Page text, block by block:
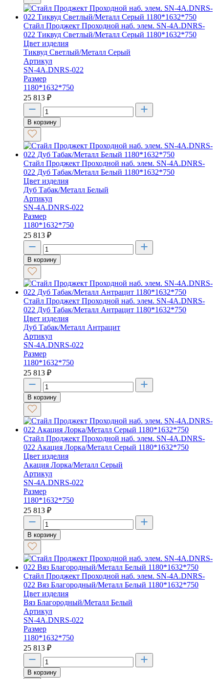
Стайл Проджект Проходной наб. элем. SN-4A.DNRS-
022 Тиквуд Светлый/Металл Серый 1180*1632*750
Цвет изделия
Тиквуд Светлый/Металл Серый
Артикул
SN-4A.DNRS-022
Размер
1180*1632*750
25 813 ₽
В корзину
Стайл Проджект Проходной наб. элем. SN-4A.DNRS-
022 Дуб Табак/Металл Белый 1180*1632*750
Цвет изделия
Дуб Табак/Металл Белый
Артикул
SN-4A.DNRS-022
Размер
1180*1632*750
25 813 ₽
В корзину
Стайл Проджект Проходной наб. элем. SN-4A.DNRS-
022 Дуб Табак/Металл Антрацит 1180*1632*750
Цвет изделия
Дуб Табак/Металл Антрацит
Артикул
SN-4A.DNRS-022
Размер
1180*1632*750
25 813 ₽
В корзину
Стайл Проджект Проходной наб. элем. SN-4A.DNRS-
022 Акация Лорка/Металл Серый 1180*1632*750
Цвет изделия
Акация Лорка/Металл Серый
Артикул
SN-4A.DNRS-022
Размер
1180*1632*750
25 813 ₽
В корзину
Стайл Проджект Проходной наб. элем. SN-4A.DNRS-
022 Вяз Благородный/Металл Белый 1180*1632*750
Цвет изделия
Вяз Благородный/Металл Белый
Артикул
SN-4A.DNRS-022
Размер
1180*1632*750
25 813 ₽
В корзину